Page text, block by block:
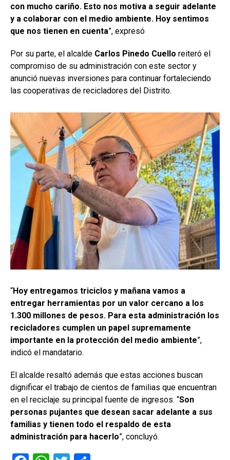
con mucho cariño. Esto nos motiva a seguir adelante
y a colaborar con el medio ambiente. Hoy sentimos
que nos tienen en cuenta”, expresó
Por su parte, el alcalde Carlos Pinedo Cuello reiteró el
compromiso de su administración con este sector y
anunció nuevas inversiones para continuar fortaleciendo
las cooperativas de recicladores del Distrito.
“Hoy entregamos triciclos y mañana vamos a
entregar herramientas por un valor cercano a los
1.300 millones de pesos. Para esta administración los
recicladores cumplen un papel supremamente
importante en la protección del medio ambiente”,
indicó el mandatario.
El alcalde resaltó además que estas acciones buscan
dignificar el trabajo de cientos de familias que encuentran
en el reciclaje su principal fuente de ingresos. “Son
personas pujantes que desean sacar adelante a sus
familias y tienen todo el respaldo de esta
administración para hacerlo”, concluyó.